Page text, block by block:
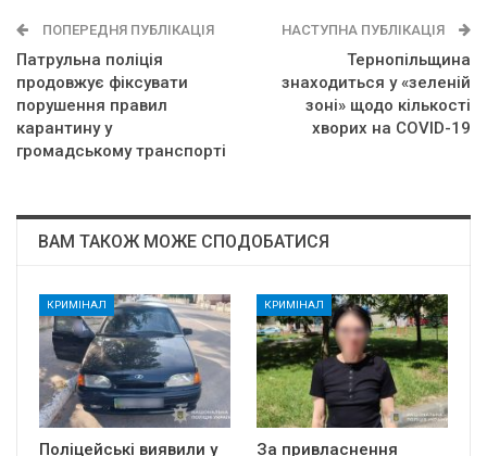
ПОПЕРЕДНЯ ПУБЛІКАЦІЯ
Патрульна поліція
продовжує фіксувати
порушення правил
карантину у
громадському транспорті
НАСТУПНА ПУБЛІКАЦІЯ
Тернопільщина
знаходиться у «зеленій
зоні» щодо кількості
хворих на COVID-19
ВАМ ТАКОЖ МОЖЕ СПОДОБАТИСЯ
КРИМІНАЛ
Поліцейські виявили у
КРИМІНАЛ
За привласнення